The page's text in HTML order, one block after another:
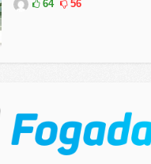
64 56